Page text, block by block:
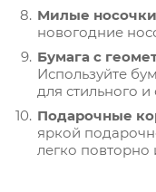
Милые
новогодние
Бумага с
Используйте
для стильного
Подарочные
яркой
легко повторно